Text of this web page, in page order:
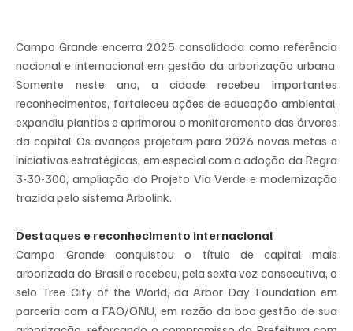
Campo Grande encerra 2025 consolidada como referência
nacional e internacional em gestão da arborização urbana.
Somente neste ano, a cidade recebeu importantes
reconhecimentos, fortaleceu ações de educação ambiental,
expandiu plantios e aprimorou o monitoramento das árvores
da capital. Os avanços projetam para 2026 novas metas e
iniciativas estratégicas, em especial com a adoção da Regra
3-30-300, ampliação do Projeto Via Verde e modernização
trazida pelo sistema Arbolink.
Destaques e reconhecimento internacional
Campo Grande conquistou o título de capital mais
arborizada do Brasil e recebeu, pela sexta vez consecutiva, o
selo Tree City of the World, da Arbor Day Foundation em
parceria com a FAO/ONU, em razão da boa gestão de sua